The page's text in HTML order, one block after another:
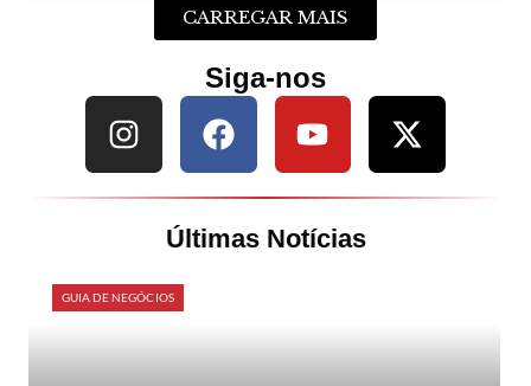
CARREGAR MAIS
Siga-nos
Últimas Notícias
GUIA DE NEGÓCIOS